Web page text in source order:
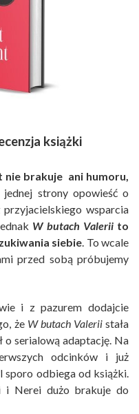
książki
nie brakuje ani humoru,
strony opowieść o
wsparcia
W butach Valeriito
siebie. To wcale
przed sobą próbujemy
i z pazurem dodajcie
że W butach Valeriistała
o serialową adaptację. Na
odcinków i już
sporo odbiega od książki.
i Nerei dużo brakuje do